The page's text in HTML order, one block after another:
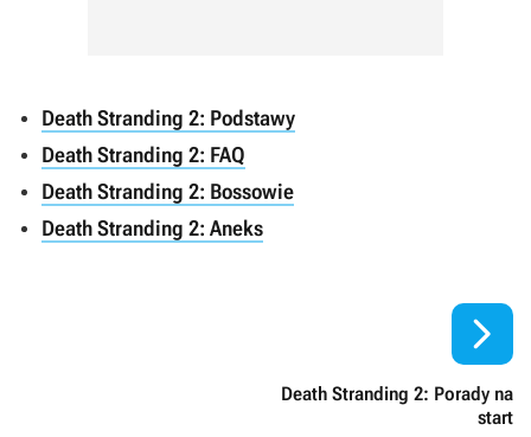
Death Stranding 2: Podstawy
Death Stranding 2: FAQ
Death Stranding 2: Bossowie
Death Stranding 2: Aneks
Death Stranding 2: Porady na
start
